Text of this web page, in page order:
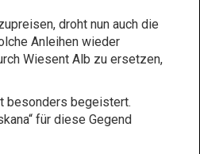
droht nun auch die
Anleihen wieder
Wiesent Alb zu ersetzen,
besonders begeistert.
für diese Gegend